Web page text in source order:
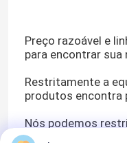
Preço razoável e
para encontrar sua
Restritamente a
produtos encontra
Nós podemos
ofício do cliente.